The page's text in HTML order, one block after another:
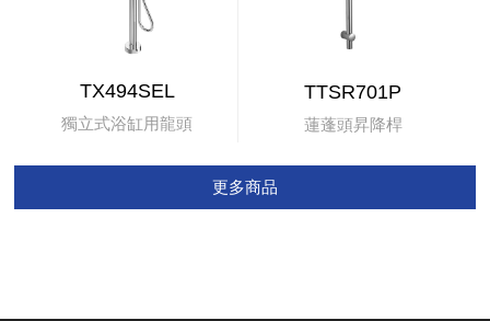
TX494SEL
獨立式浴缸用龍頭
TTSR701P
蓮蓬頭昇降桿
更多商品